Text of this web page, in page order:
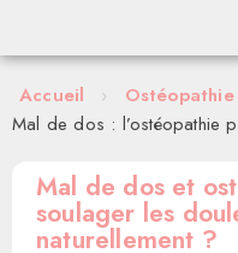
Accueil › Ostéopathie
Mal de dos : l’ostéopathie
Mal de dos et
soulager les
naturellement ?